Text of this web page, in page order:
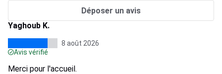
Déposer un avis
Yaghoub K.
8 août 2026
Avis vérifié
Merci pour l'accueil.